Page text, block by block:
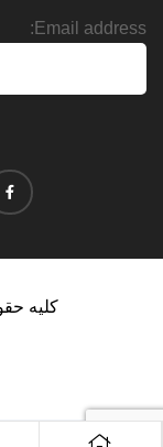
Email address:
کلیه